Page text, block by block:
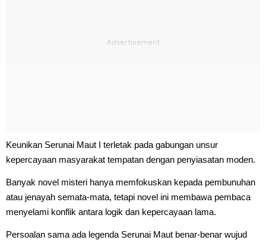
Keunikan Serunai Maut I terletak pada gabungan unsur
kepercayaan masyarakat tempatan dengan penyiasatan moden.
Banyak novel misteri hanya memfokuskan kepada pembunuhan
atau jenayah semata-mata, tetapi novel ini membawa pembaca
menyelami konflik antara logik dan kepercayaan lama.
Persoalan sama ada legenda Serunai Maut benar-benar wujud